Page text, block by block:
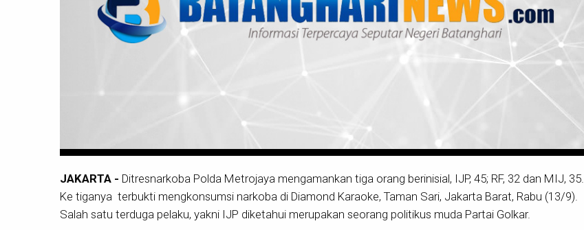
JAKARTA - Ditresnarkoba Polda Metrojaya mengamankan tiga orang berinisial, IJP, 45; RF, 32 dan MIJ, 35.
Ke tiganya terbukti mengkonsumsi narkoba di Diamond Karaoke, Taman Sari, Jakarta Barat, Rabu (13/9).
Salah satu terduga pelaku, yakni IJP diketahui merupakan seorang politikus muda Partai Golkar.